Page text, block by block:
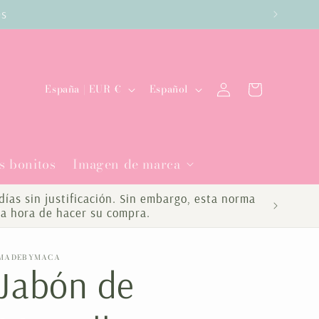
bonitos Imagen de marca
P
s
/
r
e
g
i
España | EUR €
o
m
a
Español
Iniciar
sesión
Carrito
sin justificación. Sin embargo, esta norma
hora de hacer su compra.
de